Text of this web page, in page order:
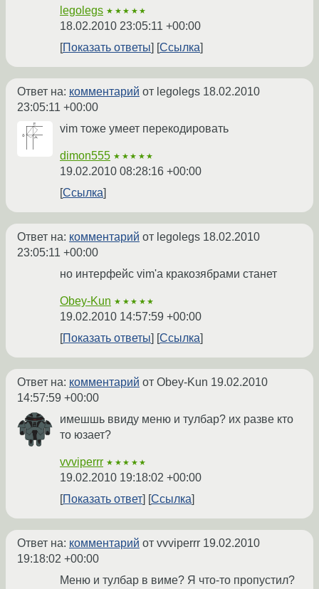
legolegs ★★★★★
18.02.2010 23:05:11 +00:00
Показать ответы
Ссылка
Ответ на: комментарий от legolegs 18.02.2010
23:05:11 +00:00
vim тоже умеет перекодировать
dimon555 ★★★★★
19.02.2010 08:28:16 +00:00
Ссылка
Ответ на: комментарий от legolegs 18.02.2010
23:05:11 +00:00
но интерфейс vim'а кракозябрами станет
Obey-Kun ★★★★★
19.02.2010 14:57:59 +00:00
Показать ответы
Ссылка
Ответ на: комментарий от Obey-Kun 19.02.2010
14:57:59 +00:00
имешшь ввиду меню и тулбар? их разве кто
то юзает?
vvviperrr ★★★★★
19.02.2010 19:18:02 +00:00
Показать ответ
Ссылка
Ответ на: комментарий от vvviperrr 19.02.2010
19:18:02 +00:00
Меню и тулбар в виме? Я что-то пропустил?